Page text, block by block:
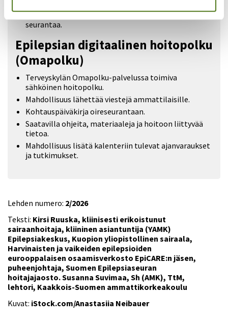
epilepsiarekisteriin, mikä helpottaa hoidon
seurantaa.
Epilepsian digitaalinen hoitopolku
(Omapolku)
Terveyskylän Omapolku-palvelussa toimiva
sähköinen hoitopolku.
Mahdollisuus lähettää viestejä ammattilaisille.
Kohtauspäiväkirja oireseurantaan.
Saatavilla ohjeita, materiaaleja ja hoitoon liittyvää
tietoa.
Mahdollisuus lisätä kalenteriin tulevat ajanvaraukset
ja tutkimukset.
Lehden numero: 2/2026
Teksti: Kirsi Ruuska, kliinisesti erikoistunut
sairaanhoitaja, kliininen asiantuntija (YAMK)
Epilepsiakeskus, Kuopion yliopistollinen sairaala,
Harvinaisten ja vaikeiden epilepsioiden
eurooppalaisen osaamisverkosto EpiCARE:n jäsen,
puheenjohtaja, Suomen Epilepsiaseuran
hoitajajaosto. Susanna Suvimaa, Sh (AMK), TtM,
lehtori, Kaakkois-Suomen ammattikorkeakoulu
Kuvat: iStock.com/Anastasiia Neibauer